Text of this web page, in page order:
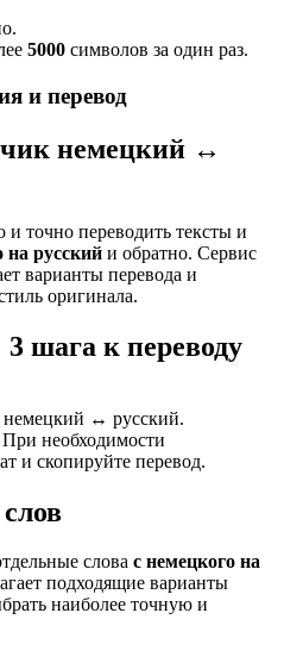
5000 символов за один раз.
и перевод
немецкий ↔
точно переводить тексты и
на русский и обратно. Сервис
варианты перевода и
оригинала.
шага к переводу
немецкий ↔ русский.
необходимости
и скопируйте перевод.
слова с немецкого на
подходящие варианты
наиболее точную и